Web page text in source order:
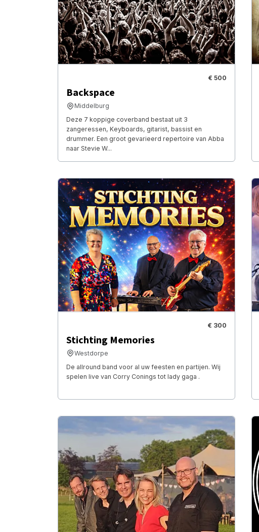
€ 500
Backspace
Middelburg
Deze 7 koppige coverband bestaat uit 3
zangeressen, Keyboards, gitarist, bassist en
drummer. Een groot gevarieerd repertoire van Abba
naar Stevie W...
€ 300
Stichting Memories
Westdorpe
De allround band voor al uw feesten en partijen. Wij
spelen live van Corry Conings tot lady gaga .